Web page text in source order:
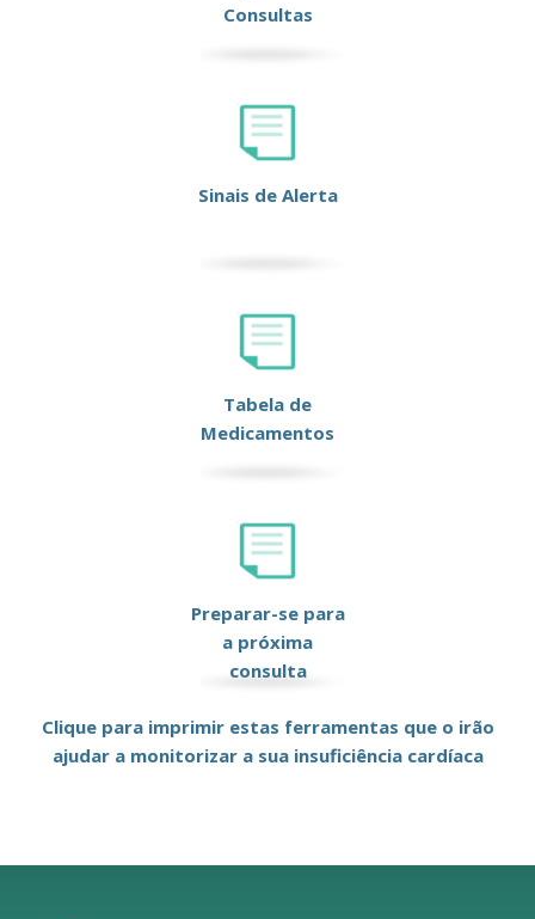
Consultas
Sinais de Alerta
Tabela de
Medicamentos
Preparar-se para
a próxima
consulta
Clique para imprimir estas ferramentas que o irão
ajudar a monitorizar a sua insuficiência cardíaca